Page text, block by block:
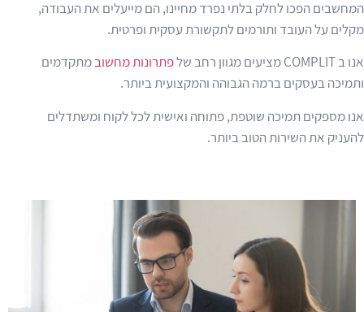
המחשבים הפכו לחלק בלתי נפרד מחיינו, הם מייעלים את העבודה,
מקלים על העובד ותורמים לתקשורת עסקית ופרטית.
אנו ב COMPLIT מציעים מגוון רחב של
פתרונות מחשובמתקדמים
ותמיכה בעסקים ברמה הגבוהה והמקצועית ביותר.
אנו מספקים תמיכה שוטפת, פתוחה ואישית לכל לקוח ומשתדלים
להעניק את השירות הטוב ביותר.